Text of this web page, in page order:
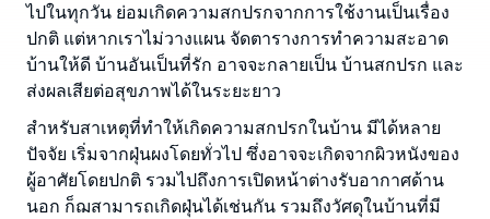
ไปในทุกวัน ย่อมเกิดความสกปรกจากการใช้งานเป็นเรื่อง
ปกติ แต่หากเราไม่วางแผน จัดตารางการทำความสะอาด
บ้านให้ดี บ้านอันเป็นที่รัก อาจจะกลายเป็น บ้านสกปรก และ
ส่งผลเสียต่อสุขภาพได้ในระยะยาว
สำหรับสาเหตุที่ทำให้เกิดความสกปรกในบ้าน มีได้หลาย
ปัจจัย เริ่มจากฝุ่นผงโดยทั่วไป ซึ่งอาจจะเกิดจากผิวหนังของ
ผู้อาศัยโดยปกติ รวมไปถึงการเปิดหน้าต่างรับอากาศด้าน
นอก ก็ฌสามารถเกิดฝุ่นได้เช่นกัน รวมถึงวัศดุในบ้านที่มี